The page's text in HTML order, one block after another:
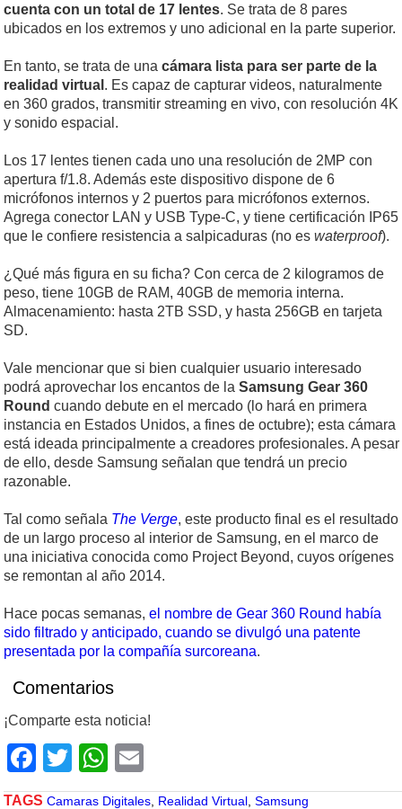
cuenta con un total de 17 lentes. Se trata de 8 pares
ubicados en los extremos y uno adicional en la parte superior.
En tanto, se trata de una cámara lista para ser parte de la
realidad virtual . Es capaz de capturar videos, naturalmente
en 360 grados, transmitir streaming en vivo, con resolución 4K
y sonido espacial.
Los 17 lentes tienen cada uno una resolución de 2MP con
apertura f/1.8. Además este dispositivo dispone de 6
micrófonos internos y 2 puertos para micrófonos externos.
Agrega conector LAN y USB Type-C, y tiene certificación IP65
que le confiere resistencia a salpicaduras (no es waterproof).
¿Qué más figura en su ficha? Con cerca de 2 kilogramos de
peso, tiene 10GB de RAM, 40GB de memoria interna.
Almacenamiento: hasta 2TB SSD, y hasta 256GB en tarjeta
SD.
Vale mencionar que si bien cualquier usuario interesado
podrá aprovechar los encantos de la Samsung Gear 360
Round cuando debute en el mercado (lo hará en primera
instancia en Estados Unidos, a fines de octubre); esta cámara
está ideada principalmente a creadores profesionales. A pesar
de ello, desde Samsung señalan que tendrá un precio
razonable.
Tal como señala The Verge, este producto final es el resultado
de un largo proceso al interior de Samsung, en el marco de
una iniciativa conocida como Project Beyond, cuyos orígenes
se remontan al año 2014.
Hace pocas semanas, el nombre de Gear 360 Round había
sido filtrado y anticipado, cuando se divulgó una patente
presentada por la compañía surcoreana.
Comentarios
¡Comparte esta noticia!
Facebook
TwitterWhatsApp
TAGS Camaras Digitales, Realidad Virtual, Samsung